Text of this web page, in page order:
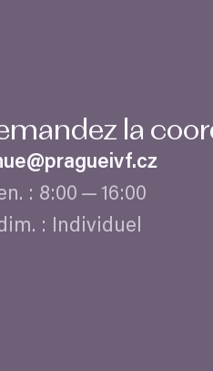
la
: 8:00 — 16:00
: Individuel